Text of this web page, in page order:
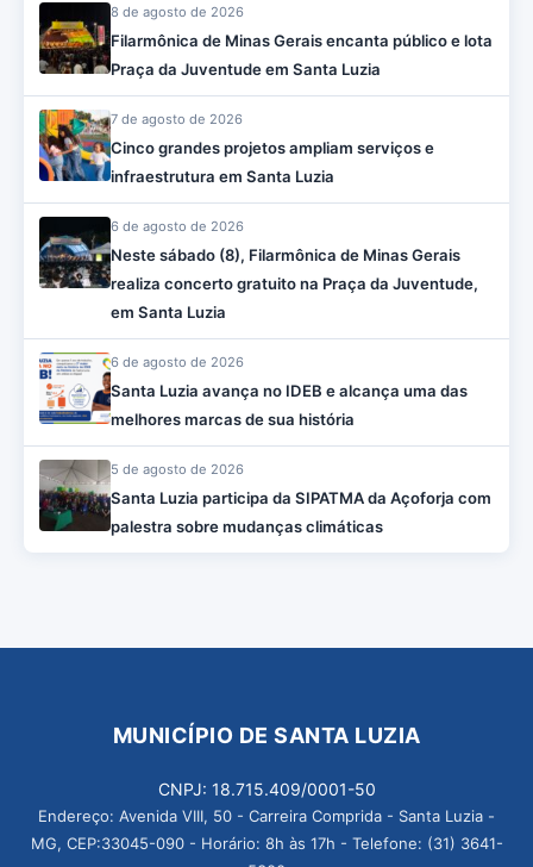
8 de agosto de 2026
Filarmônica de Minas Gerais encanta público e lota
Praça da Juventude em Santa Luzia
7 de agosto de 2026
Cinco grandes projetos ampliam serviços e
infraestrutura em Santa Luzia
6 de agosto de 2026
Neste sábado (8), Filarmônica de Minas Gerais
realiza concerto gratuito na Praça da Juventude,
em Santa Luzia
6 de agosto de 2026
Santa Luzia avança no IDEB e alcança uma das
melhores marcas de sua história
5 de agosto de 2026
Santa Luzia participa da SIPATMA da Açoforja com
palestra sobre mudanças climáticas
MUNICÍPIO DE SANTA LUZIA
CNPJ: 18.715.409/0001-50
Endereço: Avenida VIII, 50 - Carreira Comprida - Santa Luzia -
MG, CEP:33045-090 - Horário: 8h às 17h - Telefone: (31) 3641-